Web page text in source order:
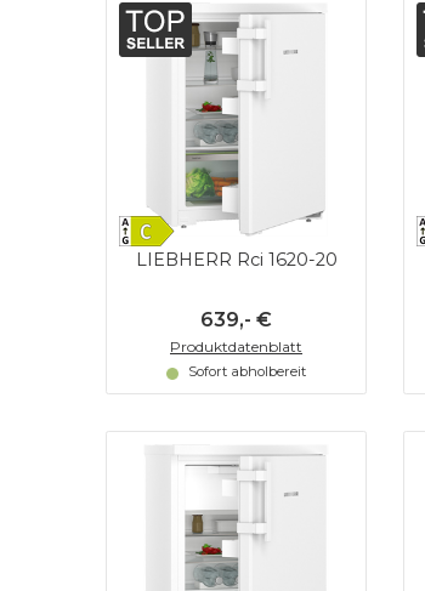
LIEBHERR Rci 1620-20
639,- €
Produktdatenblatt
Sofort abholbereit